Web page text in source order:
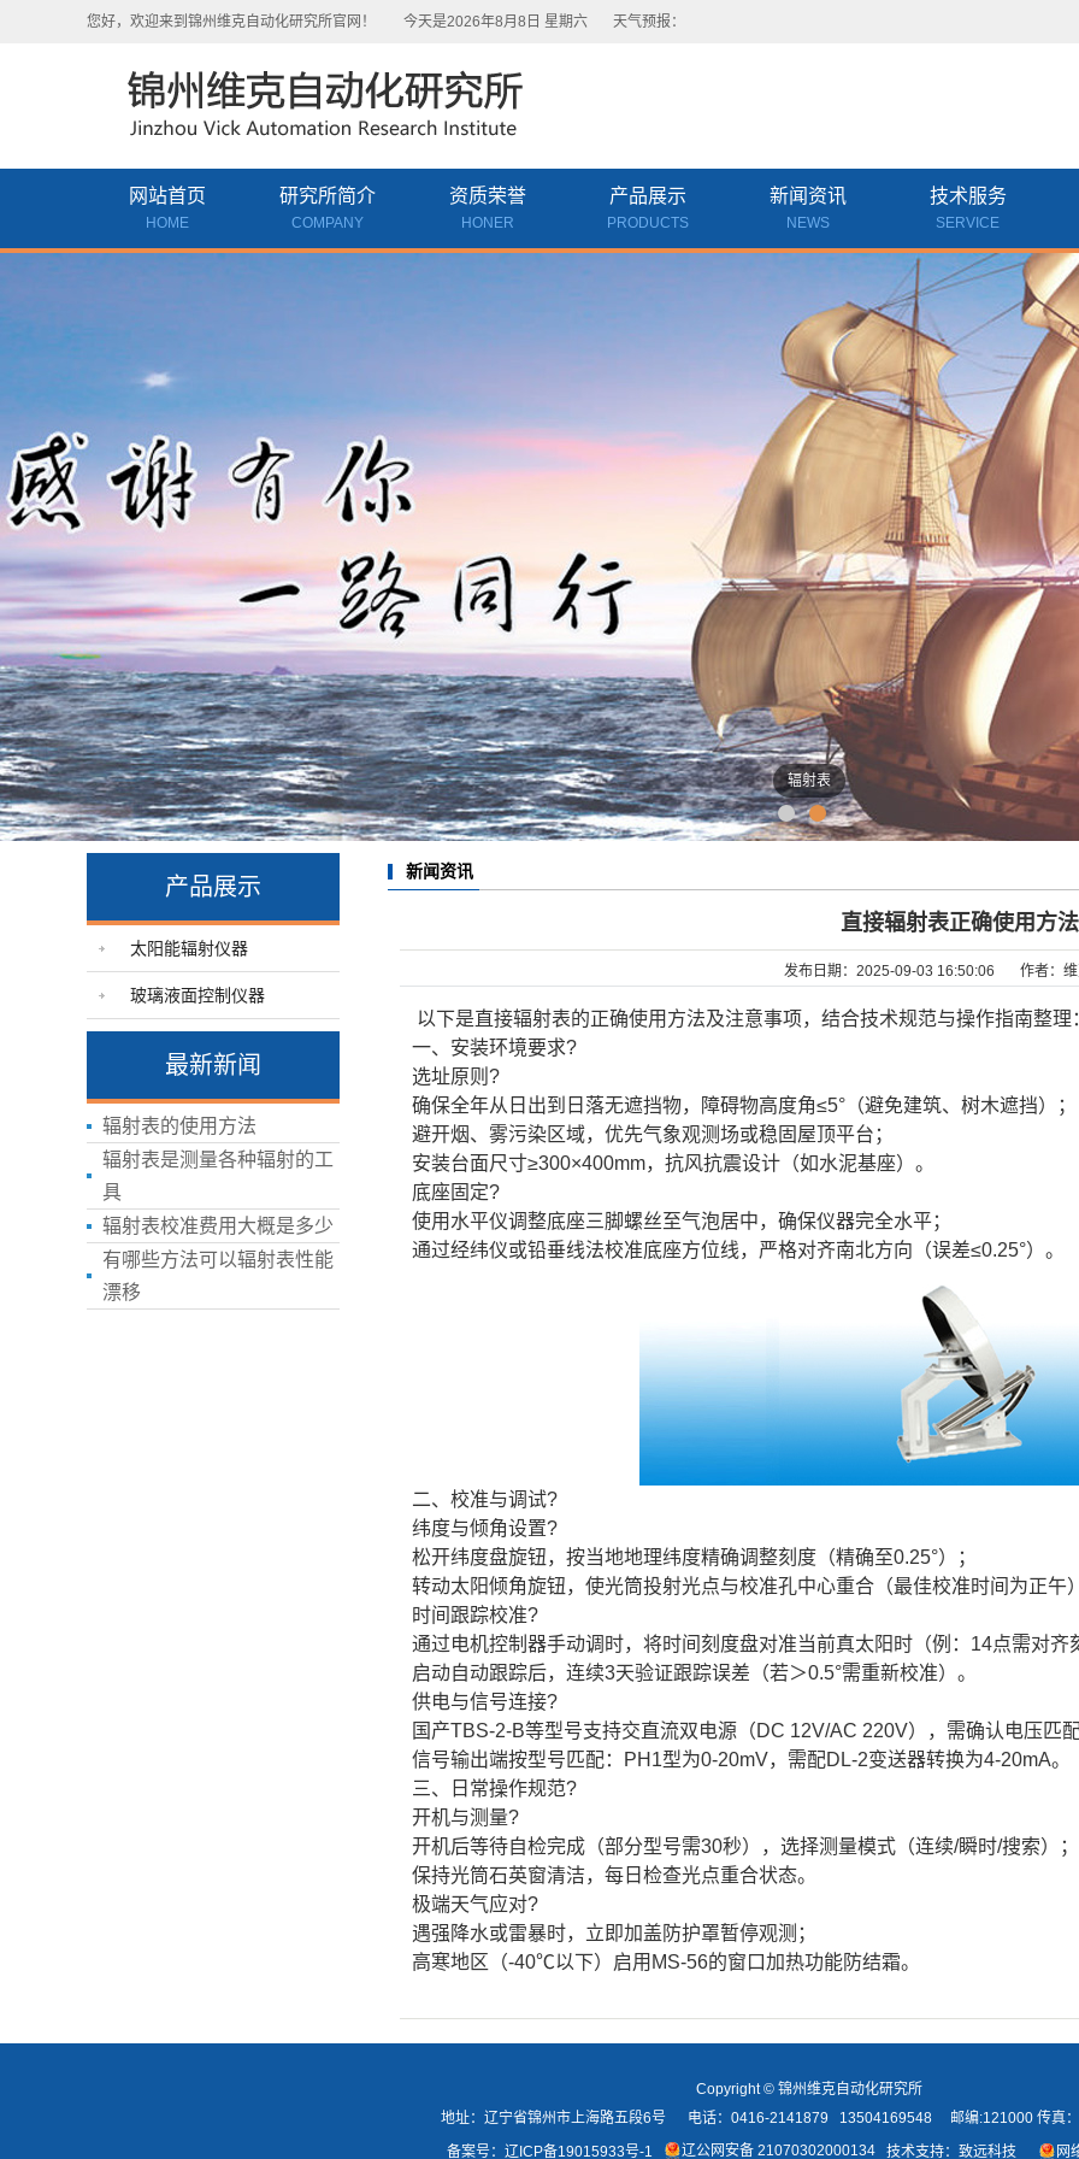
您好，欢迎来到锦州维克自动化研究所官网！ 今天是2026年8月8日 星期六 天气预报：
网站首页
HOME
研究所简介
COMPANY
资质荣誉
HONER
产品展示
PRODUCTS
新闻资讯
NEWS
技术服务
SERVICE
辐射表
产品展示
太阳能辐射仪器
玻璃液面控制仪器
最新新闻
辐射表的使用方法
辐射表是测量各种辐射的工
具
辐射表校准费用大概是多少
有哪些方法可以辐射表性能
漂移
新闻资讯
直接辐射表正确使用方法
发布日期： 2025-09-03 16:50:06 作者：
以下是直接辐射表的正确使用方法及注意事项，结合技术规范与操作指南整理
一、安装环境要求?
选址原则?
确保全年从日出到日落无遮挡物，障碍物高度角≤5°（避免建筑、树木遮挡）；
避开烟、雾污染区域，优先气象观测场或稳固屋顶平台；
安装台面尺寸≥300×400mm，抗风抗震设计（如水泥基座）。
底座固定?
使用水平仪调整底座三脚螺丝至气泡居中，确保仪器完全水平；
通过经纬仪或铅垂线法校准底座方位线，严格对齐南北方向（误差≤0.25°）。
二、校准与调试?
纬度与倾角设置?
松开纬度盘旋钮，按当地地理纬度精确调整刻度（精确至0.25°）；
转动太阳倾角旋钮，使光筒投射光点与校准孔中心重合（最佳校准时间为正午
时间跟踪校准?
通过电机控制器手动调时，将时间刻度盘对准当前真太阳时（例：14点需对齐
启动自动跟踪后，连续3天验证跟踪误差（若＞0.5°需重新校准）。
供电与信号连接?
国产TBS-2-B等型号支持交直流双电源（DC 12V/AC 220V），需确认电压匹
信号输出端按型号匹配：PH1型为0-20mV，需配DL-2变送器转换为4-20mA。
三、日常操作规范?
开机与测量?
开机后等待自检完成（部分型号需30秒），选择测量模式（连续/瞬时/搜索）；
保持光筒石英窗清洁，每日检查光点重合状态。
极端天气应对?
遇强降水或雷暴时，立即加盖防护罩暂停观测；
高寒地区（-40℃以下）启用MS-56的窗口加热功能防结霜。
Copyright © 锦州维克自动化研究所
地址：辽宁省锦州市上海路五段6号 电话：0416-2141879 13504169548 邮编:121000 传真
备案号： 辽ICP备19015933号-1 辽公网安备 21070302000134 技术支持： 致远科技 网